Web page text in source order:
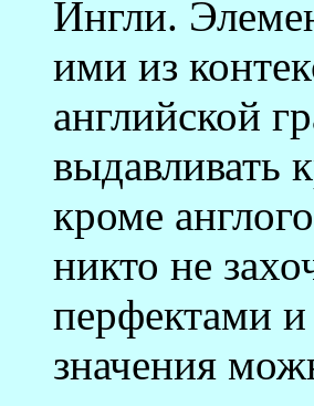
Ингли.
ими из
английской
выдавливать
кроме
никто не
перфектами
значения